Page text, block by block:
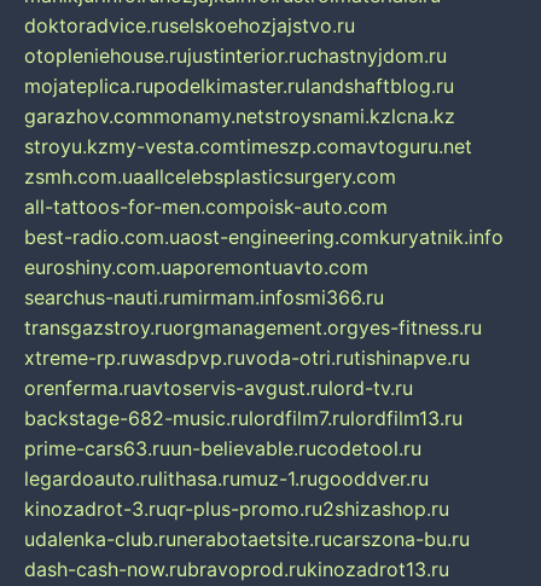
doktoradvice.ruselskoehozjajstvo.ru
otopleniehouse.rujustinterior.ruchastnyjdom.ru
mojateplica.rupodelkimaster.rulandshaftblog.ru
garazhov.commonamy.netstroysnami.kzlcna.kz
stroyu.kzmy-vesta.comtimeszp.comavtoguru.net
zsmh.com.uaallcelebsplasticsurgery.com
all-tattoos-for-men.compoisk-auto.com
best-radio.com.uaost-engineering.comkuryatnik.info
euroshiny.com.uaporemontuavto.com
searchus-nauti.rumirmam.infosmi366.ru
transgazstroy.ruorgmanagement.orgyes-fitness.ru
xtreme-rp.ruwasdpvp.ruvoda-otri.rutishinapve.ru
orenferma.ruavtoservis-avgust.rulord-tv.ru
backstage-682-music.rulordfilm7.rulordfilm13.ru
prime-cars63.ruun-believable.rucodetool.ru
legardoauto.rulithasa.rumuz-1.rugooddver.ru
kinozadrot-3.ruqr-plus-promo.ru2shizashop.ru
udalenka-club.runerabotaetsite.rucarszona-bu.ru
dash-cash-now.rubravoprod.rukinozadrot13.ru